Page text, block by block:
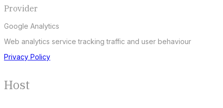
Provider
Google Analytics
Web analytics service tracking traffic and user behaviour
Privacy Policy
Host